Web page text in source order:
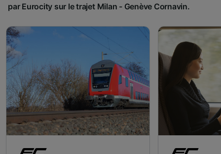
par Eurocity sur le trajet Milan - Genève Cornavin.